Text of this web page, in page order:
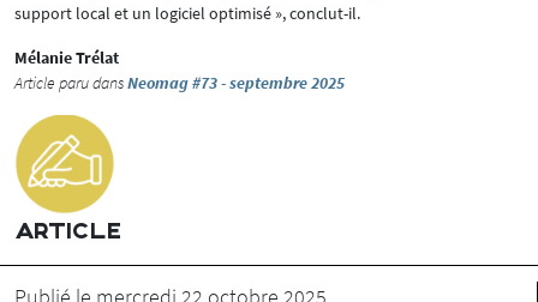
support local et un logiciel optimisé », conclut-il.
Mélanie Trélat
Article paru dansNeomag #73 - septembre 2025
ARTICLE